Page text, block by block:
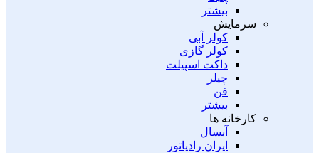
بیشتر
سرمایش
کولر آبی
کولر گازی
داکت اسپیلت
چیلر
فن
بیشتر
کارخانه ها
آبسال
ایران رادیاتور